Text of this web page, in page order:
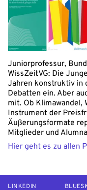
Juniorprofessur,
WissZeitVG: Die
Jahren konstruktiv in
Debatten ein. Aber
mit. Ob Klimawandel,
Instrument der
Äußerungsformate
Mitglieder und
Hier geht es zu allen
LINKEDIN